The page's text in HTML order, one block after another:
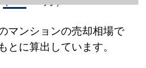
マンションの売却相場で
に算出しています。